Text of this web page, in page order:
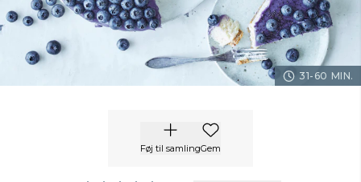
31-60 MIN.
Føj til samlingGem